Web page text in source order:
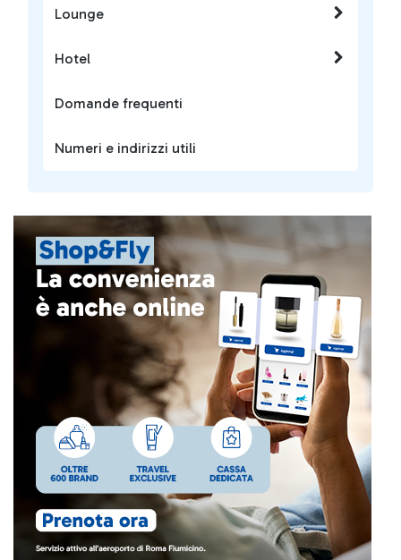
Lounge
Hotel
Domande frequenti
Numeri e indirizzi utili